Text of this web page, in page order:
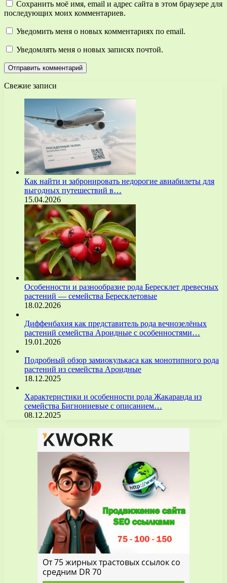
Сохранить моё имя, email и адрес сайта в этом браузере для
последующих моих комментариев.
Уведомить меня о новых комментариях по email.
Уведомлять меня о новых записях почтой.
Свежие записи
Как найти и забронировать недорогие авиабилеты для
выгодных путешествий в…
15.04.2026
Особенности и разнообразие рода Бересклет древесных
растений — семейства Бересклетовые
18.02.2026
Диффенбахия как представитель рода вечнозелёных
растений семейства Ароидные с особенностями…
19.01.2026
Подробный обзор замиокулькаса как монотипного рода
растений из семейства Ароидные
18.12.2025
Характеристики и особенности рода Жакаранда из
семейства Бигнониевые с описанием…
08.12.2025